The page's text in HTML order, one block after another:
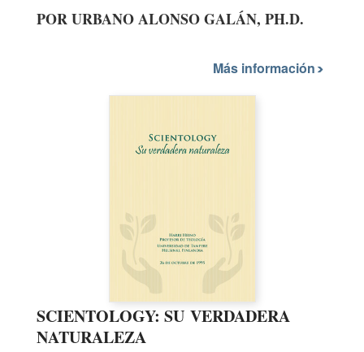
POR URBANO ALONSO GALÁN, PH.D.
Más información
SCIENTOLOGY: SU VERDADERA
NATURALEZA